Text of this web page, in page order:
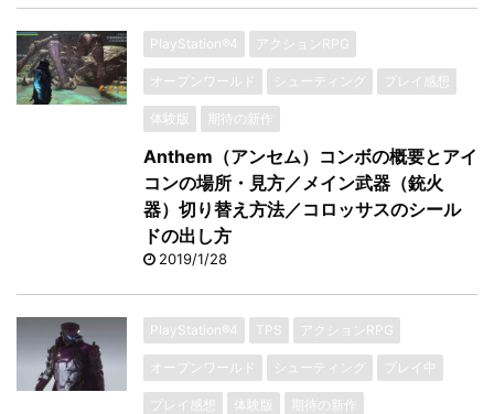
PlayStation®4 アクションRPG
オープンワールド シューティング プレイ感想
体験版 期待の新作
Anthem（アンセム）コンボの概要とアイ
コンの場所・見方／メイン武器（銃火
器）切り替え方法／コロッサスのシール
ドの出し方
2019/1/28
PlayStation®4 TPS アクションRPG
オープンワールド シューティング プレイ中
プレイ感想 体験版 期待の新作